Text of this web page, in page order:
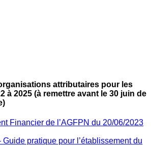
attributaires pour les
à 2025 (à remettre avant le 30 juin de
Financier de l’AGFPN du 20/06/2023
Guide pratique pour l’établissement du